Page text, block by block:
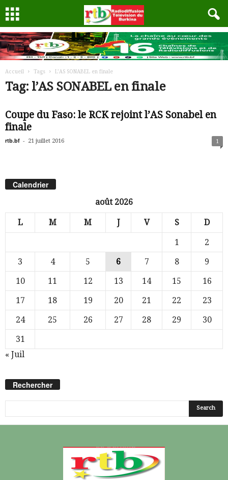
Accueil Tags L’AS SONABEL en finale
Tag: l’AS SONABEL en finale
Coupe du Faso: le RCK rejoint l’AS Sonabel en
finale
rtb.bf - 21 juillet 2016 1
Calendrier
août 2026
L M M J V S D
1
2
3
4 5 6 7 8
9
10
11 12 13 14 15
16
17
18 19 20 21 22
23
24
25 26 27 28 29
30
31
« Juil
Rechercher